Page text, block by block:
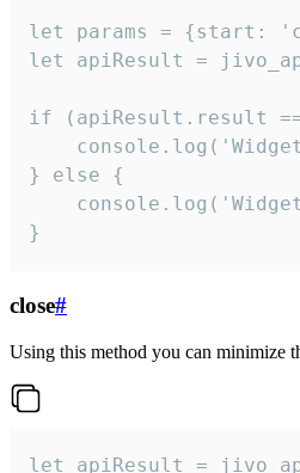
let params = {start:
let apiResult =
if (apiResult.result
} else {
}
close#
Using this method you can minimize
let apiResult =